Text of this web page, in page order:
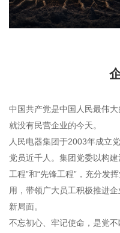
中国共产党是中国人民最伟
就没有民营企业的今天。
人民电器集团于2003年成立
党员近千人。集团党委以构
工程”和“先锋工程”，充分发
用，带领广大员工积极推进
新局面。
不忘初心、牢记使命，是党